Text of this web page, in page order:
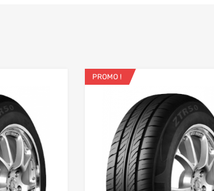
Add to Compare
PROMO !